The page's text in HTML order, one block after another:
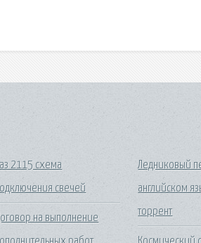
2115 схема
свечей
на выполнение
Ледниковый
английском
торрент